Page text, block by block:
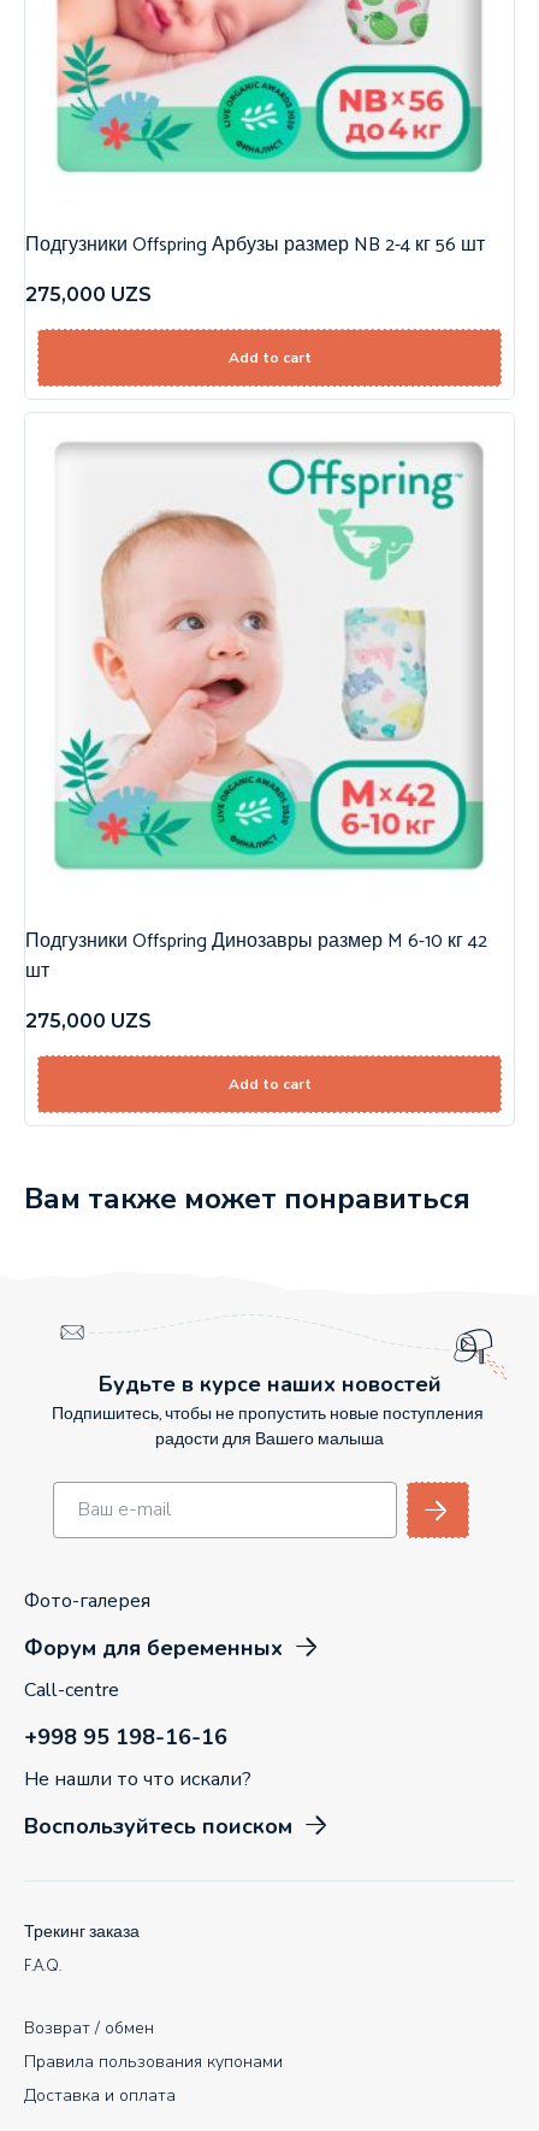
Подгузники Offspring Арбузы размер NB 2-4 кг 56 шт
275,000 UZS
Add to cart
Подгузники Offspring Динозавры размер M 6-10 кг 42
шт
275,000 UZS
Add to cart
Вам также может понравиться
Будьте в курсе наших новостей
Подпишитесь, чтобы не пропустить новые поступления
радости для Вашего малыша
Фото-галерея
Форум для беременных
Call-centre
+998 95 198-16-16
Не нашли то что искали?
Воспользуйтесь поиском
Возврат / обмен
Правила пользования купонами
Доставка и оплата
Трекинг заказа
F.A.Q.